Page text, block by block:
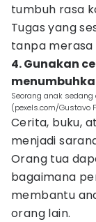
tumbuh rasa
Tugas yang
tanpa
4. Gunakan
Seorang anak
(pexels.com/Gustavo
Cerita, buku,
menjadi
Orang tua
bagaimana
membantu
orang lain.